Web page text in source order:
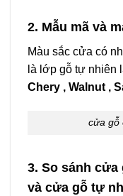
2. Mẫu mã và
Màu sắc cửa có
là lớp gỗ tự nhiên
Chery , Walnut ,
cửa gỗ
3. So sánh
và cửa gỗ tự